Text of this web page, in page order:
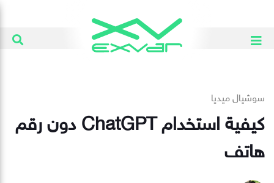
سوشيال ميديا
كيفية استخدام ChatGPT دون رقم
هاتف